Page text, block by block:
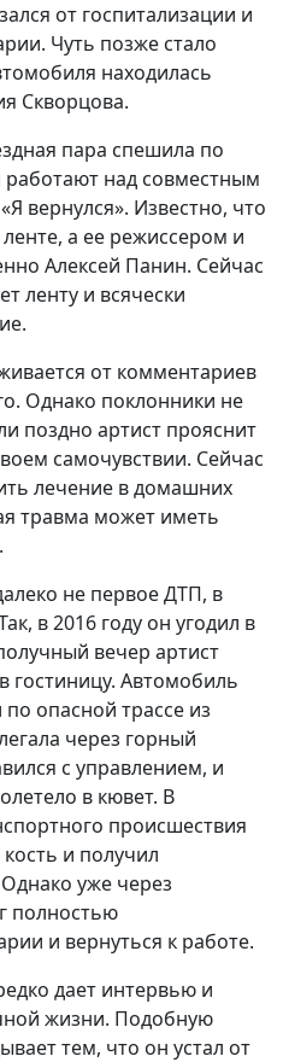
от госпитализации и
Чуть позже стало
находилась
Скворцова.
пара спешила по
над совместным
вернулся». Известно, что
а ее режиссером и
Алексей Панин. Сейчас
ленту и всячески
от комментариев
Однако поклонники не
поздно артист прояснит
самочувствии. Сейчас
лечение в домашних
травма может иметь
не первое ДТП, в
в 2016 году он угодил в
вечер артист
Автомобиль
опасной трассе из
через горный
с управлением, и
в кювет. В
происшествия
и получил
уже через
полностью
и вернуться к работе.
дает интервью и
жизни. Подобную
тем, что он устал от